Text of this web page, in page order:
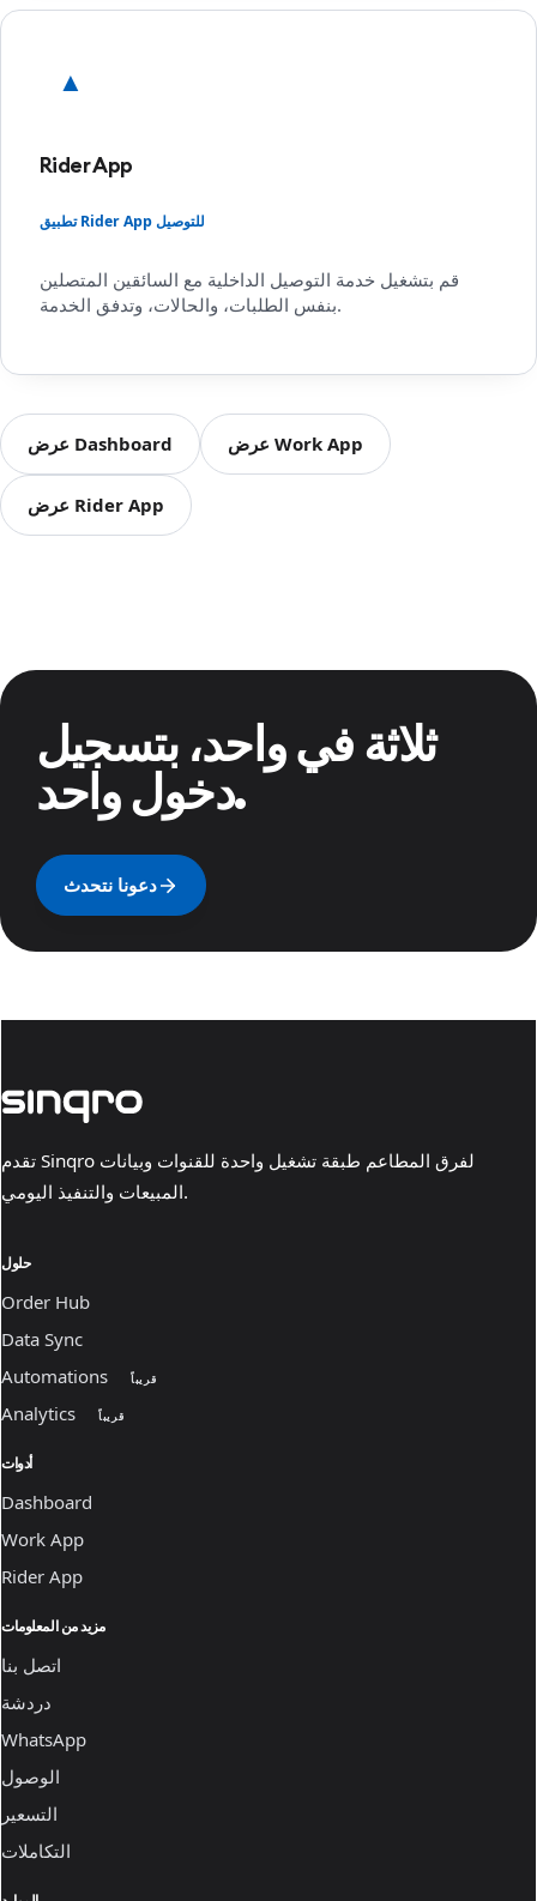
▲
Rider App
تطبيق Rider App للتوصيل
قم بتشغيل خدمة التوصيل الداخلية مع السائقين المتصلين
بنفس الطلبات، والحالات، وتدفق الخدمة.
عرض Dashboard عرض Work App
عرض Rider App
ثلاثة في واحد، بتسجيل
دخول واحد.
دعونا نتحدث
تقدم Sinqro لفرق المطاعم طبقة تشغيل واحدة للقنوات وبيانات
المبيعات والتنفيذ اليومي.
حلول
Order Hub
Data Sync
Automations
قريباً
Analytics قريباً
أدوات
Dashboard
Work App
Rider App
مزيد من المعلومات
اتصل بنا
دردشة
WhatsApp
الوصول
التسعير
التكاملات